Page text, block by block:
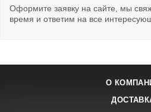
Оформите заявку на сайте, мы
время и ответим на все
О